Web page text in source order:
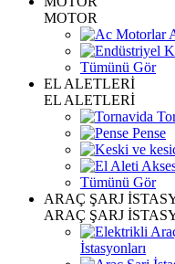
MOTOR
Tümünü Gör
EL ALETLERİ
EL ALETLERİ
Pense
Tümünü Gör
ARAÇ ŞARJ
ARAÇ ŞARJ
İstasyonları